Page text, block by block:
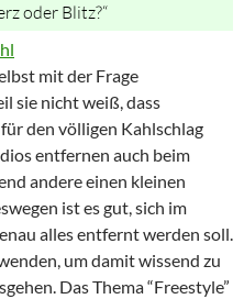
oder Blitz?“
mit der Frage
sie nicht weiß, dass
den völligen Kahlschlag
entfernen auch beim
andere einen kleinen
ist es gut, sich im
alles entfernt werden soll.
um damit wissend zu
Das Thema “Freestyle”